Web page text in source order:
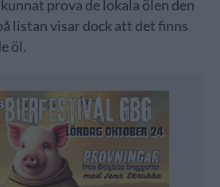
prova de lokala ölen den
listan visar dock att det finns
öl.